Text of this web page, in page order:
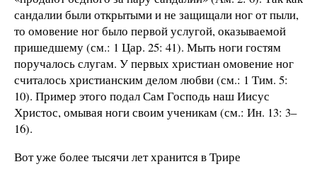
сандалии были открытыми и не защищали ног от пыли,
то омовение ног было первой услугой, оказываемой
пришедшему (см.: 1 Цар. 25: 41). Мыть ноги гостям
поручалось слугам. У первых христиан омовение ног
считалось христианским делом любви (см.: 1 Тим. 5:
10). Пример этого подал Сам Господь наш Иисус
Христос, омывая ноги своим ученикам (см.: Ин. 13: 3–
16).
Вот уже более тысячи лет хранится в Трире